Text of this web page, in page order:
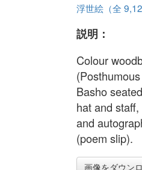
浮世絵（全
説明：
Colour
Basho
hat and
and
(poem slip).
画像をダウン